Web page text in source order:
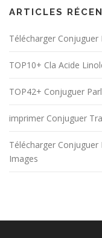
ARTICLES
Télécharger Conjuguer
TOP10+ Cla Acide
TOP42+ Conjuguer
imprimer Conjuguer
Télécharger
Images